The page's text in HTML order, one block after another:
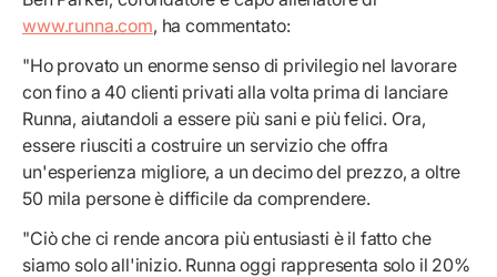
www.runna.com, ha commentato:
"Ho provato un enorme senso di privilegio nel lavorare
con fino a 40 clienti privati alla volta prima di lanciare
Runna, aiutandoli a essere più sani e più felici. Ora,
essere riusciti a costruire un servizio che offra
un'esperienza migliore, a un decimo del prezzo, a oltre
50 mila persone è difficile da comprendere.
"Ciò che ci rende ancora più entusiasti è il fatto che
siamo solo all'inizio. Runna oggi rappresenta solo il 20%